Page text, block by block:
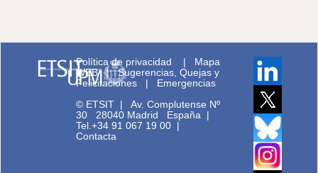
Política de privacidad | Mapa
WEB|Sugerencias, Quejas y
Felicitaciones | Emergencias
© ETSIT |Av. Complutense Nº
30 28040 Madrid España |
Tel.+34 91 067 19 00 |
Contacta